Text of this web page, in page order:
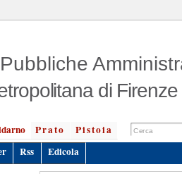
di Firenze
Prato
Pistoia
Rss Edicola